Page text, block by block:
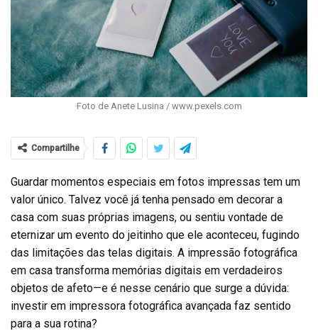
Foto de Anete Lusina / www.pexels.com
Compartilhe
Guardar momentos especiais em fotos impressas tem um
valor único. Talvez você já tenha pensado em decorar a
casa com suas próprias imagens, ou sentiu vontade de
eternizar um evento do jeitinho que ele aconteceu, fugindo
das limitações das telas digitais. A impressão fotográfica
em casa transforma memórias digitais em verdadeiros
objetos de afeto—e é nesse cenário que surge a dúvida:
investir em impressora fotográfica avançada faz sentido
para a sua rotina?